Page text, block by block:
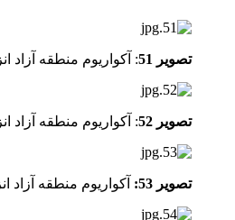
تصویر 51 : آکواریوم منطقه آزاد
تصویر 52 : آکواریوم منطقه آزاد
تصویر 53: آکواریوم منطقه آزاد